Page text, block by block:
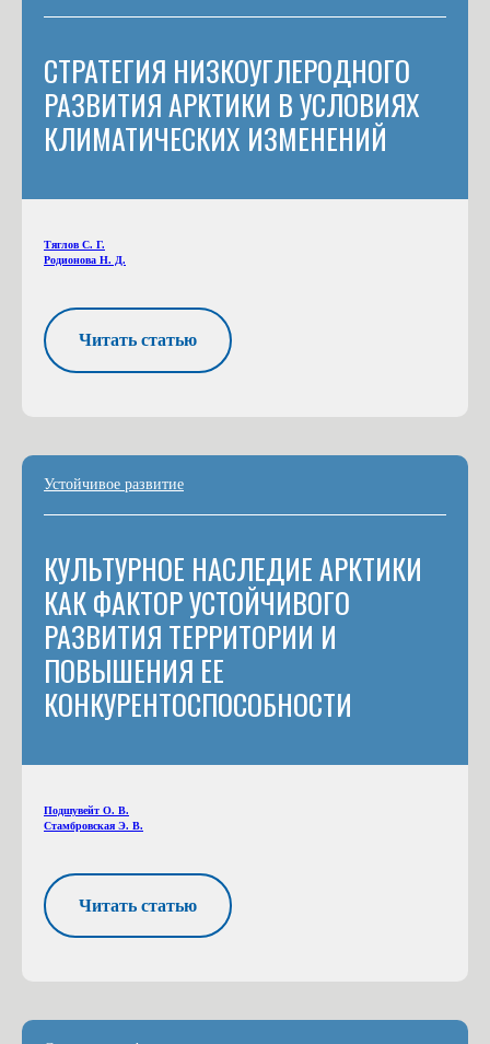
СТРАТЕГИЯ НИЗКОУГЛЕРОДНОГО
РАЗВИТИЯ АРКТИКИ В УСЛОВИЯХ
КЛИМАТИЧЕСКИХ ИЗМЕНЕНИЙ
Тяглов С. Г.
Родионова Н. Д.
Читать статью
Устойчивое развитие
КУЛЬТУРНОЕ НАСЛЕДИЕ АРКТИКИ
КАК ФАКТОР УСТОЙЧИВОГО
РАЗВИТИЯ ТЕРРИТОРИИ И
ПОВЫШЕНИЯ ЕЕ
КОНКУРЕНТОСПОСОБНОСТИ
Подшувейт О. В.
Стамбровская Э. В.
Читать статью